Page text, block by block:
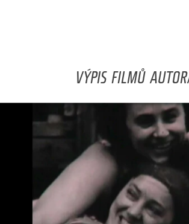
VÝPIS FILMŮ